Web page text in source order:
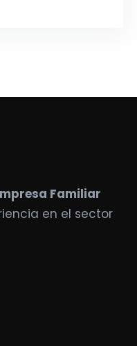
Familiar
en el sector